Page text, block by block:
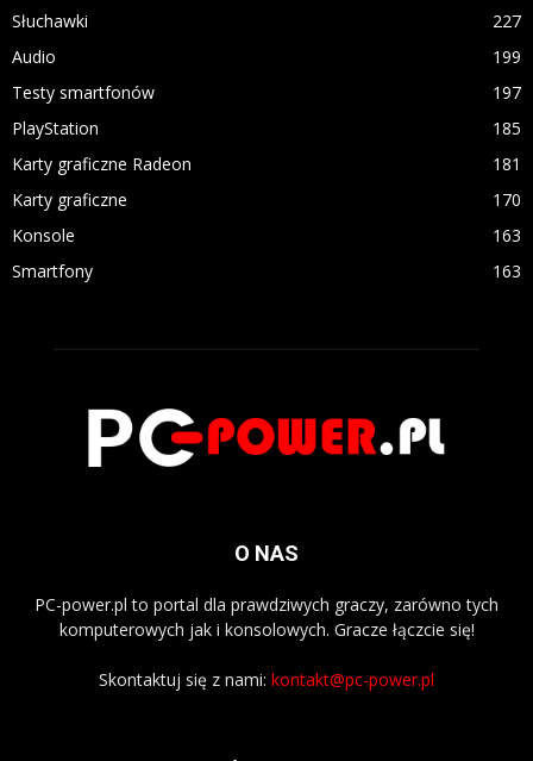
Słuchawki
227
Audio
199
Testy smartfonów
197
PlayStation
185
Karty graficzne Radeon
181
Karty graficzne
170
Konsole
163
Smartfony
163
O NAS
PC-power.pl to portal dla prawdziwych graczy, zarówno tych
komputerowych jak i konsolowych. Gracze łączcie się!
Skontaktuj się z nami: kontakt@pc-power.pl